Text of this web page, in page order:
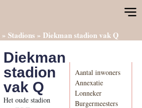
» Stadions» Diekman stadion vak Q
Diekman
stadion
vak Q
Het oude stadion
Aantal inwoners
Annexatie
Lonneker
Burgermeesters